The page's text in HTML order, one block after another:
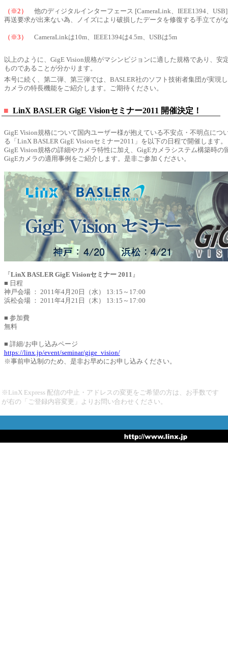
（※2）
他のディジタルインターフェース [CameraLink、IEEE1394、
再送要求が出来ない為、ノイズにより破損したデータを修復する手立てが
（※3） CameraLinkは10m、IEEE1394は4.5m、USBは5m
以上のように、GigE Vision規格がマシンビジョンに適した規格であり、安
ものであることが分かります。
本号に続く、第二弾、第三弾では、BASLER社のソフト技術者集団が実現
カメラの特長機能をご紹介します。ご期待ください。
■ LinX BASLER GigE Visionセミナー2011 開催決定！
GigE Vision規格について国内ユーザー様が抱えている不安点・不明点につ
る「LinX BASLER GigE Visionセミナー2011」を以下の日程で開催します。
GigE Vision規格の詳細やカメラ特性に加え、GigEカメラシステム構築時の
GigEカメラの適用事例をご紹介します。是非ご参加ください。
『LinX BASLER GigE Visionセミナー 2011 』
■ 日程
神戸会場 ： 2011年4月20日（水） 13:15～17:00
浜松会場 ： 2011年4月21日（木） 13:15～17:00
■ 参加費
無料
■ 詳細/お申し込みページ
https://linx.jp/event/seminar/gige_vision/
※事前申込制のため、是非お早めにお申し込みください。
※LinX Express 配信の中止・アドレスの変更をご希望の方は、お手数です
が右の「ご登録内容変更」よりお問い合わせください。